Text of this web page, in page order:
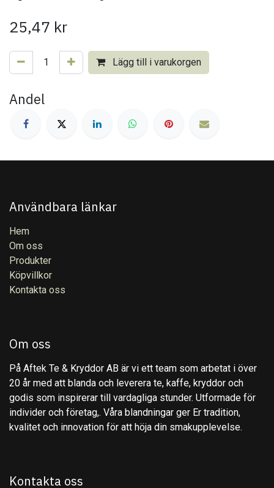
25,47 kr
Lägg till i varukorgen
Andel
Användbara länkar
Hem
Om oss
Produkter
Köpvillkor
Kontakta oss
Om oss
På Aftek Te & Kryddor AB är vi ett team som arbetat i över
20 år med att blanda och leverera te, kaffe, kryddor och
godis som inspirerar till vardagliga stunder. Utformade för
individer och företag,. Våra blandningar ger Er tradition,
kvalitet och innovation för att höja din smakupplevelse.
Kontakta oss